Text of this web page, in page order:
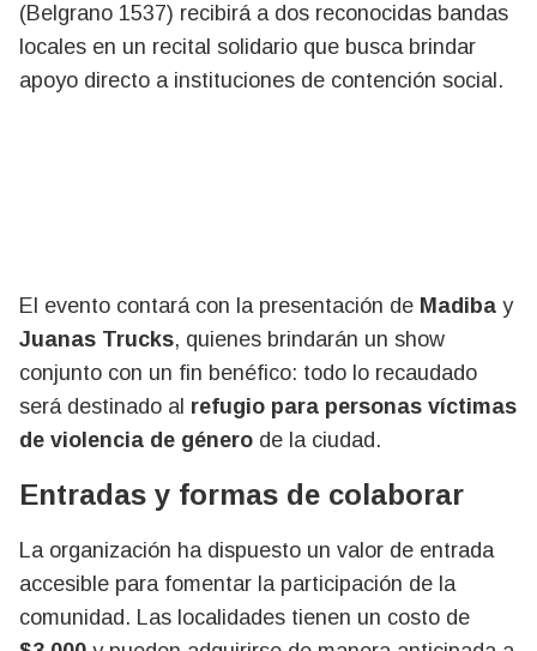
(Belgrano 1537) recibirá a dos reconocidas bandas
locales en un recital solidario que busca brindar
apoyo directo a instituciones de contención social .
El evento contará con la presentación de Madiba y
Juanas Trucks, quienes brindarán un show
conjunto con un fin benéfico: todo lo recaudado
será destinado al refugio para personas víctimas
de violencia de género de la ciudad .
Entradas y formas de colaborar
La organización ha dispuesto un valor de entrada
accesible para fomentar la participación de la
comunidad. Las localidades tienen un costo de